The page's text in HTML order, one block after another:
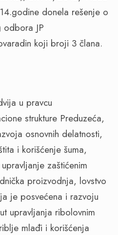
donela rešenje o
JP
koji broji 3 člana.
u pravcu
strukture Preduzeća,
osnovnih delatnosti,
i korišćenje šuma,
zaštićenim
proizvodnja, lovstvo
je posvećena i razvoju
upravljanja ribolovnim
mlađi i korišćenja